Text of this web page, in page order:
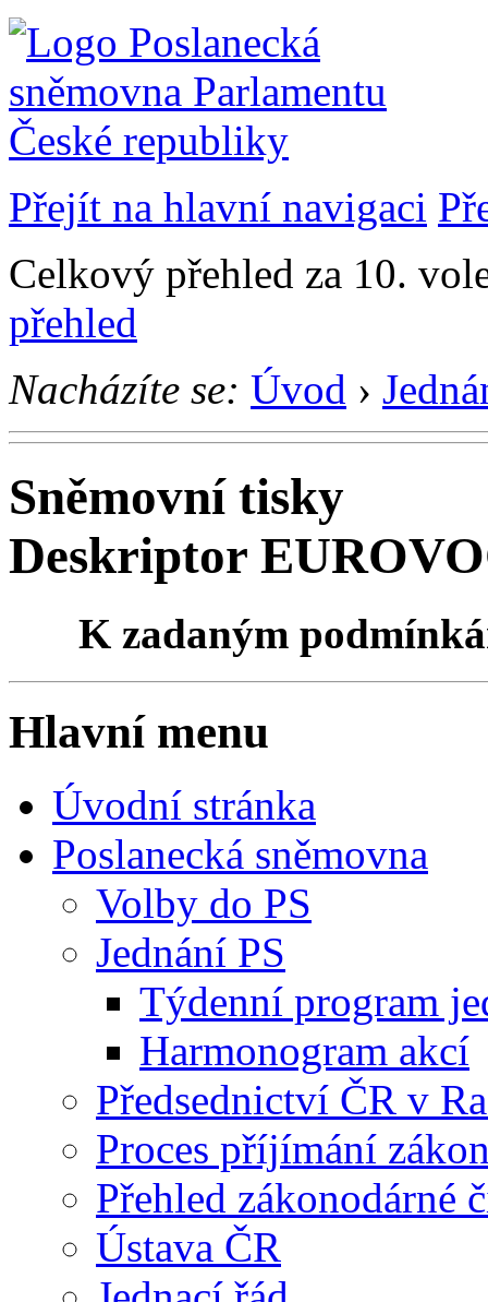
Přejít na hlavní navigaci
Celkový přehled za 10.
přehled
Nacházíte se: Úvod ›
Sněmovní tisky
Deskriptor
K zadaným
Hlavní menu
Úvodní stránka
Poslanecká sněmovna
Volby do PS
Jednání PS
Týdenní program
Harmonogram akcí
Předsednictví ČR v
Proces příjímání
Přehled zákonodárné
Ústava ČR